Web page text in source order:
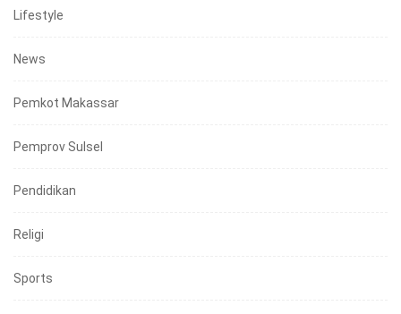
Lifestyle
News
Pemkot Makassar
Pemprov Sulsel
Pendidikan
Religi
Sports